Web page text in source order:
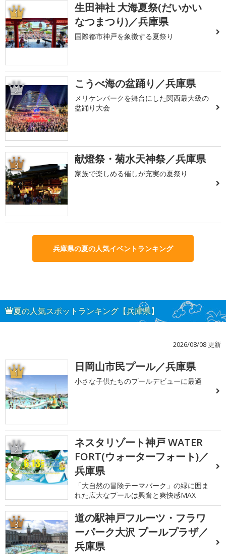
1
生田神社 大海夏祭(だいかい
なつまつり)／兵庫県
国際都市神戸を象徴する夏祭り
2 こうべ海の盆踊り／兵庫県
メリケンパークを舞台にした関西最大級の
盆踊り大会
3 献燈祭・菊水天神祭／兵庫県
家族で楽しめる催しが充実の夏祭り
兵庫県の夏の人気イベントランキング
夏の人気スポットランキング【兵庫県】
2026/08/08 更新
1 日岡山市民プール／兵庫県
小さな子供たちのプールデビューに最適
2
ネスタリゾート神戸 WATER
FORT(ウォーターフォート)／
兵庫県
「大自然の冒険テーマパーク」の緑に囲ま
れた広大なプールは興奮と爽快感MAX
3
道の駅神戸フルーツ・フラワ
ーパーク大沢 プールプラザ／
兵庫県